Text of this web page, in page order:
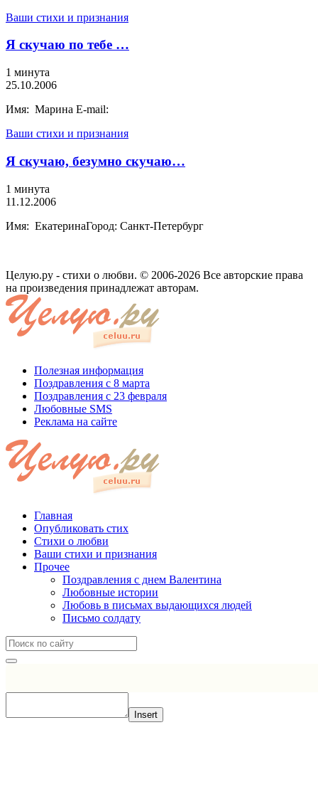
Ваши стихи и признания
Я скучаю по тебе …
1 минута
25.10.2006
Имя: Марина E-mail:
Ваши стихи и признания
Я скучаю, безумно скучаю…
1 минута
11.12.2006
Имя: ЕкатеринаГород: Санкт-Петербург
Целую.ру - стихи о любви. © 2006-2026 Все авторские права
на произведения принадлежат авторам.
Полезная информация
Поздравления с 8 марта
Поздравления с 23 февраля
Любовные SMS
Реклама на сайте
Главная
Опубликовать стих
Стихи о любви
Ваши стихи и признания
Прочее
Поздравления с днем Валентина
Любовные истории
Любовь в письмах выдающихся людей
Письмо солдату
Insert